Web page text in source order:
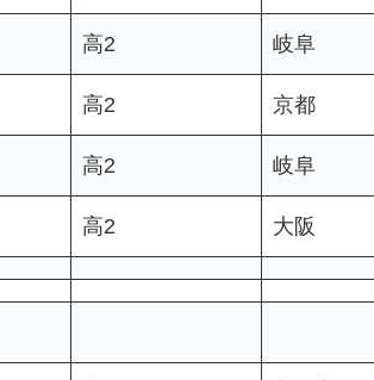
高2 岐阜
高2 京都
高2 岐阜
高2 大阪